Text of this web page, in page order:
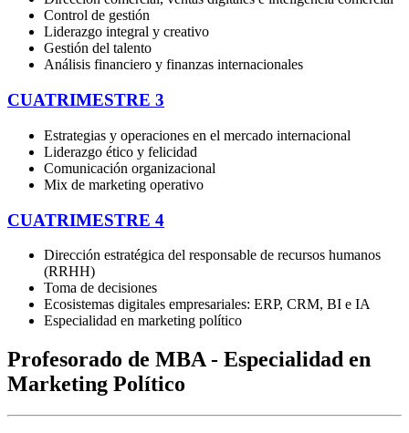
Control de gestión
Liderazgo integral y creativo
Gestión del talento
Análisis financiero y finanzas internacionales
CUATRIMESTRE 3
Estrategias y operaciones en el mercado internacional
Liderazgo ético y felicidad
Comunicación organizacional
Mix de marketing operativo
CUATRIMESTRE 4
Dirección estratégica del responsable de recursos humanos
(RRHH)
Toma de decisiones
Ecosistemas digitales empresariales: ERP, CRM, BI e IA
Especialidad en marketing político
Profesorado de MBA - Especialidad en
Marketing Político